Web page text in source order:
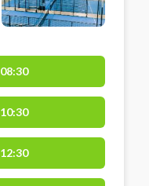
08:30
10:30
12:30